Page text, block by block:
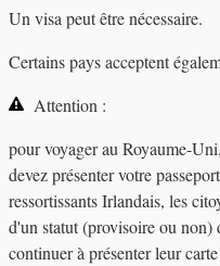
Un visa peut être nécessaire.
Certains pays acceptent
Attention :
pour voyager au Royaume-
devez présenter votre
ressortissants Irlandais, les
d'un statut (provisoire ou non)
continuer à présenter leur